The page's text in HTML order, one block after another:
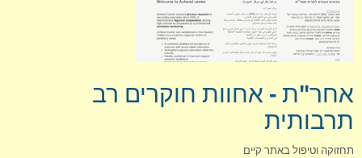
אחר"ת - אחוות חוקרים רב
תרבותית
תחזוקה וטיפול באתר קיים